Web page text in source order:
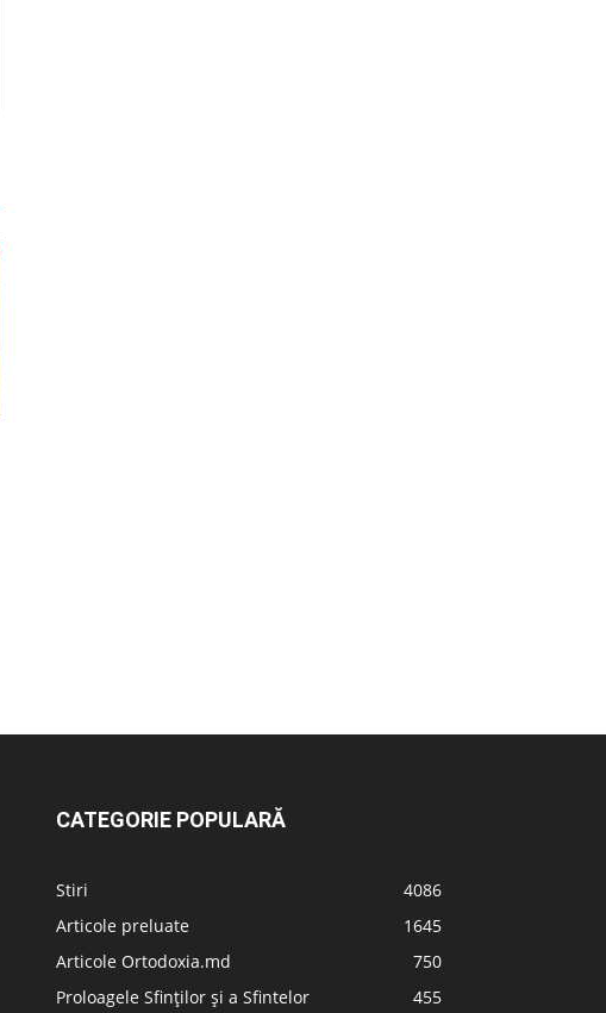
CATEGORIE POPULARĂ
Stiri
4086
Articole preluate
1645
Articole Ortodoxia.md
750
Proloagele Sfinților și a Sfintelor
455